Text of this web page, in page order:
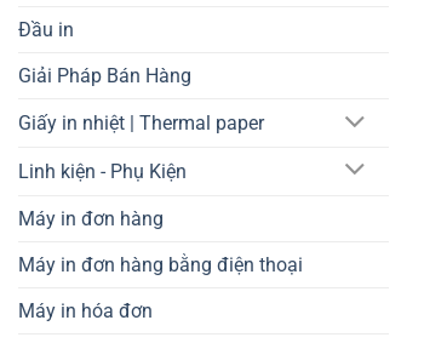
Đầu in
Giải Pháp Bán Hàng
Giấy in nhiệt | Thermal paper
Linh kiện - Phụ Kiện
Máy in đơn hàng
Máy in đơn hàng bằng điện thoại
Máy in hóa đơn